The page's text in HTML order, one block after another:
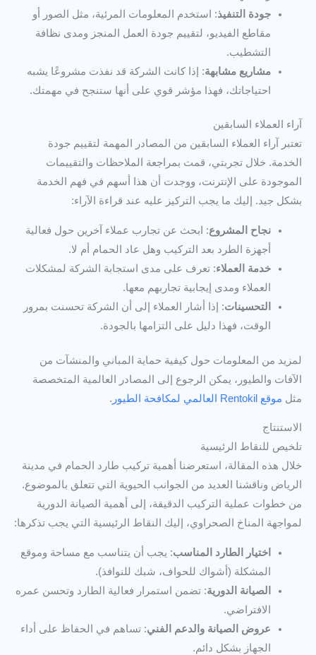
جودة التنفيذ: استخدم المعلومات المرئية، مثل الصور أو
مقاطع الفيديو، لتقييم جودة العمل المنجز ومدى نظافة
التشطيب.
مشاريع مشابهة: إذا كانت الشركة قد نفذت مشروعًا يشبه
احتياجاتك، فهذا مؤشر قوي على أنها ستنجح في مهمتك.
آراء العملاء السابقين
تعتبر آراء العملاء السابقين من المصادر المهمة لتقييم جودة
الخدمة. خلال تجربتي، قمت بمراجعة الملاحظات والتقييمات
الموجودة على الإنترنت، ووجدت أن هذا أسهم في فهم الخدمة
بشكل جيد. إليك ما يجب التركيز عليه عند قراءة الآراء:
نجاح المشروع: ابحث عن تجارب عملاء آخرين حول فعالية
أجهزة الطرد بعد التركيب وهل عاد الحمام أم لا.
خدمة العملاء: تعرف على مدى استجابة الشركة لمشكلات
العملاء ومدى إيجابية تجاربهم معها.
التحسينات: إذا أشار العملاء إلى أن الشركة تحسنت بمرور
الوقت، فهذا دليل على التزامها بالجودة.
لمزيد من المعلومات حول كيفية حماية المباني والمنشآت من
الآفات والطيور، يمكن الرجوع إلى المصادر العالمية المتخصصة
مثل موقع Rentokil العالمي لمكافحة الطيور .
الاستنتاج
تلخيص للنقاط الرئيسية
خلال هذه المقالة، استعرضنا أهمية تركيب طارد الحمام في مدينة
الرياض وناقشنا العديد من الجوانب الحيوية التي تتعلق بالموضوع.
من خطوات عملية التركيب الدقيقة، إلى أهمية الصيانة الدورية
لمواجهة المناخ الصحراوي، إليك النقاط الرئيسية التي يجب تذكرها:
اختيار الطارد المناسب: يجب أن يتناسب مع مساحة وموقع
المشكلة (أشواك للحواف، شبك للنوافذ).
الصيانة الدورية: تضمن استمرار فعالية الطارد وتحسن عمره
الافتراضي.
عروض الصيانة والدعم الفني: تساهم في الحفاظ على أداء
الجهاز بشكل دائم.